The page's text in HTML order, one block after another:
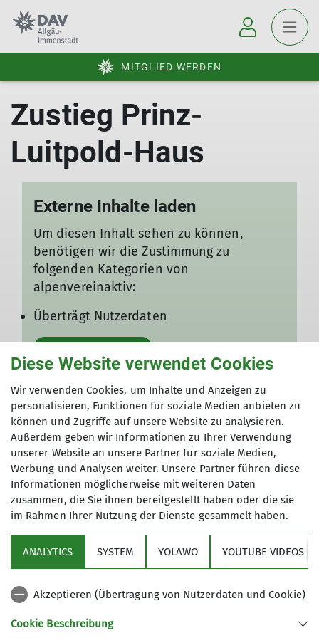
MITGLIED WERDEN
Externe Inhalte laden
Um diesen Inhalt sehen zu können,
benötigen wir die Zustimmung zu
folgenden Kategorien von
alpenvereinaktiv:
Überträgt Nutzerdaten
jederzeit in denDatenschutz-
Einstellungenangepasst werden!
Aktuelles
Diese Website verwendet Cookies
Wir verwenden Cookies, um Inhalte und Anzeigen zu
personalisieren, Funktionen für soziale Medien anbieten zu
können und Zugriffe auf unsere Website zu analysieren.
Außerdem geben wir Informationen zu Ihrer Verwendung
unserer Website an unsere Partner für soziale Medien,
Werbung und Analysen weiter. Unsere Partner führen diese
Informationen möglicherweise mit weiteren Daten
zusammen, die Sie ihnen bereitgestellt haben oder die sie
im Rahmen Ihrer Nutzung der Dienste gesammelt haben.
ANALYTICS SYSTEM YOLAWO YOUTUBE VIDEOS
Akzeptieren (Übertragung von Nutzerdaten und Cookie)
Cookie Beschreibung